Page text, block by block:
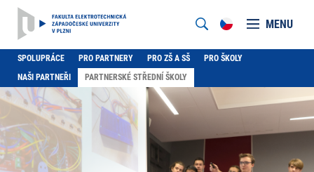
MENU
SPOLUPRÁCE PRO PARTNERY PRO ZŠ A SŠ
PRO ŠKOLY
NAŠI PARTNEŘI
PARTNERSKÉ STŘEDNÍ ŠKOLY